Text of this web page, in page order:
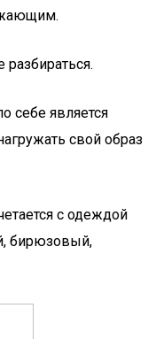
себе является
свой образ
с одеждой
бирюзовый,